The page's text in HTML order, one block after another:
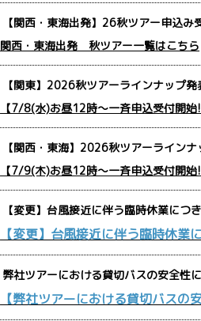
【関西・東海出発】26秋ツアー申込み
関西・東海出発 秋ツアー一覧はこちら
【関東】2026秋ツアーラインナップ発
【7/8(水)お昼12時～一斉申込受付開始
【関西・東海】2026秋ツアーライン
【7/9(木)お昼12時～一斉申込受付開始
【変更】台風接近に伴う臨時休業につ
【変更】台風接近に伴う臨時休業
弊社ツアーにおける貸切バスの安全性
【弊社ツアーにおける貸切バスの